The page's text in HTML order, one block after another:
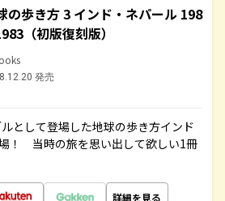
の歩き方 3 インド・ネパール 198
（初版復刻版）
発売
として登場した地球の歩き方インド
！ 当時の旅を思い出して欲しい1冊
詳細を見る